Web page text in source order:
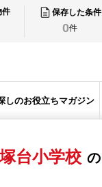
件 保存した条件
0件
しのお役立ちマガジン
台小学校 の